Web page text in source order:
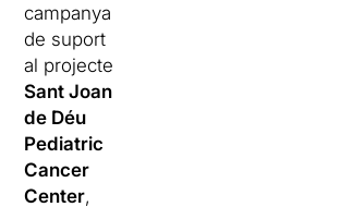
campanya
de suport
al projecte
Sant Joan
de Déu
Pediatric
Cancer
Center,